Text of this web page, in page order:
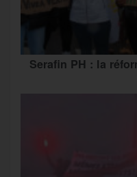
Serafin PH : la